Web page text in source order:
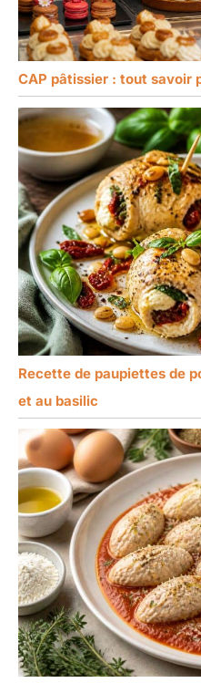
CAP pâtissier : tout savoir
Recette de paupiettes de
et au basilic